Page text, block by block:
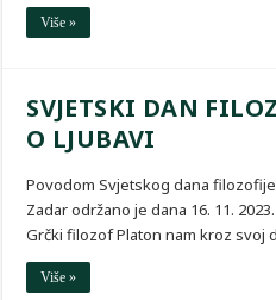
Više »
SVJETSKI DAN
O LJUBAVI
Povodom Svjetskog dana
Zadar održano je dana 16. 11.
Grčki filozof Platon nam kroz svoj
Više »